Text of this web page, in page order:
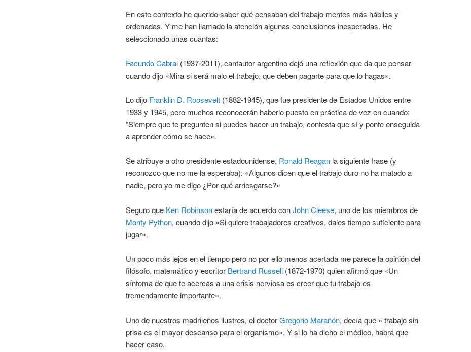
En este contexto he querido saber qué pensaban del trabajo mentes más hábiles y
ordenadas. Y me han llamado la atención algunas conclusiones inesperadas. He
seleccionado unas cuantas:
Facundo Cabral (1937-2011), cantautor argentino dejó una reflexión que da que pensar
cuando dijo «Mira si será malo el trabajo, que deben pagarte para que lo hagas».
Lo dijo Franklin D. Roosevelt (1882-1945), que fue presidente de Estados Unidos entre
1933 y 1945, pero muchos reconocerán haberlo puesto en práctica de vez en cuando:
”Siempre que te pregunten si puedes hacer un trabajo, contesta que sí y ponte enseguida
a aprender cómo se hace».
Se atribuye a otro presidente estadounidense, Ronald Reagan la siguiente frase (y
reconozco que no me la esperaba): «Algunos dicen que el trabajo duro no ha matado a
nadie, pero yo me digo ¿Por qué arriesgarse?»
Seguro que Ken Robinsonestaría de acuerdo conJohn Cleese, uno de los miembros de
Monty Python, cuando dijo «Si quiere trabajadores creativos, dales tiempo suficiente para
jugar».
Un poco más lejos en el tiempo pero no por ello menos acertada me parece la opinión del
filósofo, matemático y escritor Bertrand Russell (1872-1970) quien afirmó que «Un
síntoma de que te acercas a una crisis nerviosa es creer que tu trabajo es
tremendamente importante».
Uno de nuestros madrileños ilustres, el doctorGregorio Marañón, decía que » trabajo sin
prisa es el mayor descanso para el organismo». Y si lo ha dicho el médico, habrá que
hacer caso.